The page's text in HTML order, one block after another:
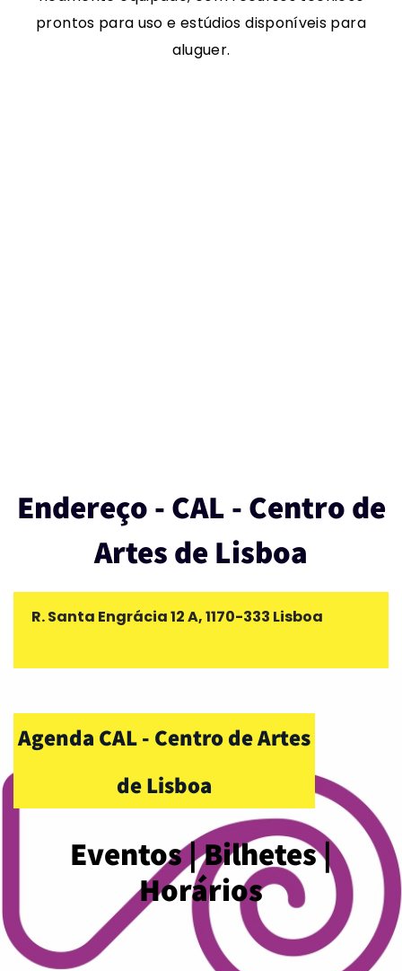
prontos para uso e estúdios disponíveis para
aluguer.
Endereço - CAL - Centro de
Artes de Lisboa
R. Santa Engrácia 12 A, 1170-333 Lisboa
Agenda CAL - Centro de Artes
de Lisboa
Eventos | Bilhetes |
Horários